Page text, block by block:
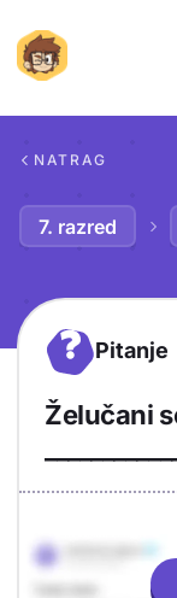
NATRAG
7. razred
? Pitanje
Želučani
Odgovor
Objašnjenje